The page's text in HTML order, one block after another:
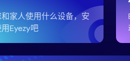
家人使用什么设备，安
Eyezy吧